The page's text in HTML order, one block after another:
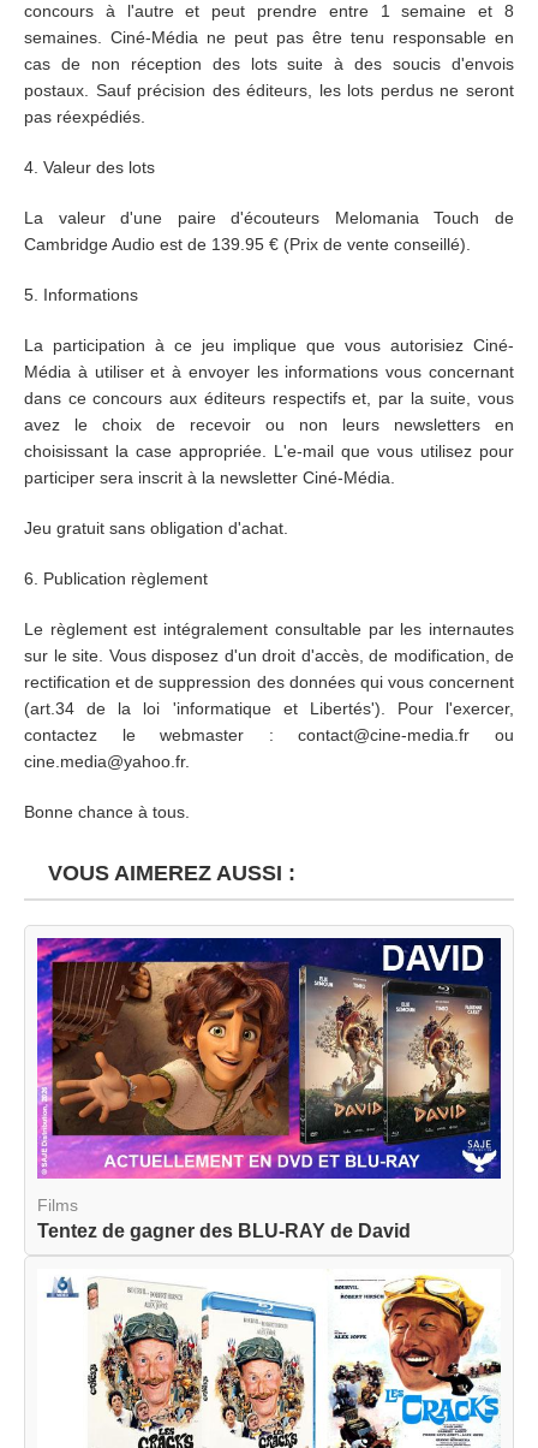
concours à l'autre et peut prendre entre 1 semaine et 8
semaines. Ciné-Média ne peut pas être tenu responsable en
cas de non réception des lots suite à des soucis d'envois
postaux. Sauf précision des éditeurs, les lots perdus ne seront
pas réexpédiés.
4. Valeur des lots
La valeur d'une paire d'écouteurs Melomania Touch de
Cambridge Audio est de 139.95 € (Prix de vente conseillé).
5. Informations
La participation à ce jeu implique que vous autorisiez Ciné-
Média à utiliser et à envoyer les informations vous concernant
dans ce concours aux éditeurs respectifs et, par la suite, vous
avez le choix de recevoir ou non leurs newsletters en
choisissant la case appropriée. L'e-mail que vous utilisez pour
participer sera inscrit à la newsletter Ciné-Média.
Jeu gratuit sans obligation d'achat.
6. Publication règlement
Le règlement est intégralement consultable par les internautes
sur le site. Vous disposez d'un droit d'accès, de modification, de
rectification et de suppression des données qui vous concernent
(art.34 de la loi 'informatique et Libertés'). Pour l'exercer,
contactez le webmaster : contact@cine-media.fr ou
cine.media@yahoo.fr.
Bonne chance à tous.
VOUS AIMEREZ AUSSI :
Films
Tentez de gagner des BLU-RAY de David